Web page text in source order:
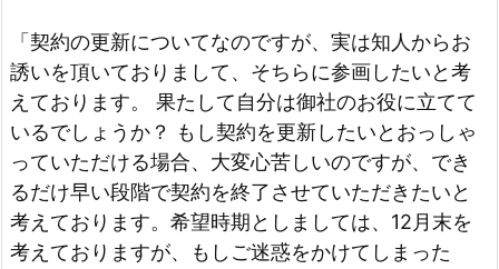
「契約の更新についてなのですが、実は知人からお
誘いを頂いておりまして、そちらに参画したいと考
えております。 果たして自分は御社のお役に立てて
いるでしょうか？ もし契約を更新したいとおっしゃ
っていただける場合、大変心苦しいのですが、でき
るだけ早い段階で契約を終了させていただきたいと
考えております。希望時期としましては、12月末を
考えておりますが、もしご迷惑をかけてしまった